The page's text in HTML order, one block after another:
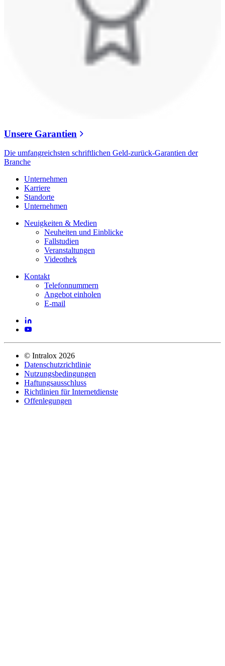
Unsere Garantien
Die umfangreichsten schriftlichen Geld-zurück-Garantien der
Branche
Unternehmen
Karriere
Standorte
Unternehmen
Neuigkeiten & Medien
Neuheiten und Einblicke
Fallstudien
Veranstaltungen
Videothek
Kontakt
Telefonnummern
Angebot einholen
E-mail
© Intralox 2026
Datenschutzrichtlinie
Nutzungsbedingungen
Haftungsausschluss
Richtlinien für Internetdienste
Offenlegungen